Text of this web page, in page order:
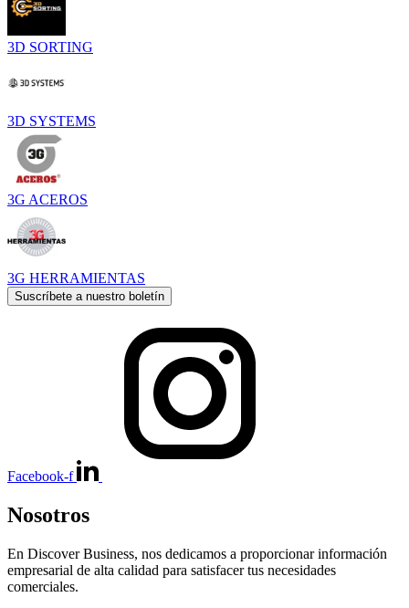
3D SORTING
3D SYSTEMS
3G ACEROS
3G HERRAMIENTAS
Suscríbete a nuestro boletín
Facebook-f
Nosotros
En Discover Business, nos dedicamos a proporcionar información
empresarial de alta calidad para satisfacer tus necesidades
comerciales.